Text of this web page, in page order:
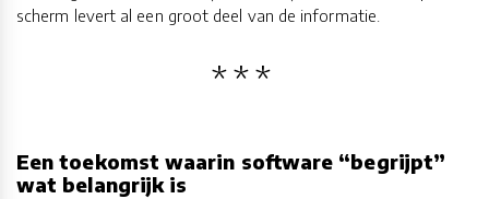
scherm levert al een groot deel van de informatie.
Een toekomst waarin software “begrijpt”
wat belangrijk is